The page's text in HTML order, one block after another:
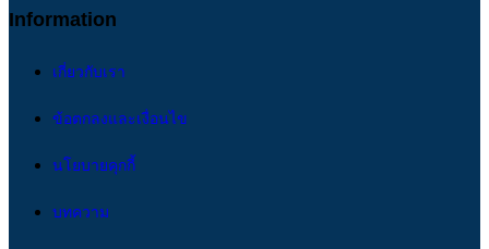
Information
เกี่ยวกับเรา
ข้อตกลงและเงื่อนไข
นโยบายคุกกี้
บทความ